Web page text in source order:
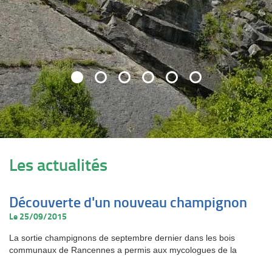
Les actualités
Découverte d'un nouveau champignon
Le 25/09/2015
La sortie champignons de septembre dernier dans les bois
communaux de Rancennes a permis aux mycologues de la